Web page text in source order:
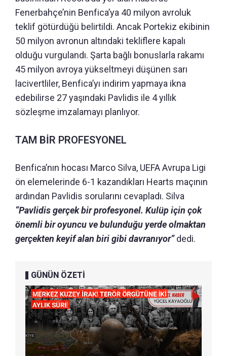
Fenerbahçe’nin Benfica’ya 40 milyon avroluk
teklif götürdüğü belirtildi. Ancak Portekiz ekibinin
50 milyon avronun altındaki tekliflere kapalı
olduğu vurgulandı. Şarta bağlı bonuslarla rakamı
45 milyon avroya yükseltmeyi düşünen sarı
lacivertliler, Benfica’yı indirim yapmaya ikna
edebilirse 27 yaşındaki Pavlidis ile 4 yıllık
sözleşme imzalamayı planlıyor.
TAM BİR PROFESYONEL
Benfica’nın hocası Marco Silva, UEFA Avrupa Ligi
ön elemelerinde 6-1 kazandıkları Hearts maçının
ardından Pavlidis sorularını cevapladı. Silva
“Pavlidis gerçek bir profesyonel. Kulüp için çok
önemli bir oyuncu ve bulunduğu yerde olmaktan
gerçekten keyif alan biri gibi davranıyor”dedi.
GÜNÜN ÖZETİ